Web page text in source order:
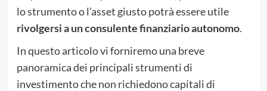
lo strumento o l’asset giusto potrà essere utile
rivolgersi a un consulente finanziario autonomo.
In questo articolo vi forniremo una breve
panoramica dei principali strumenti di
investimento che non richiedono capitali di